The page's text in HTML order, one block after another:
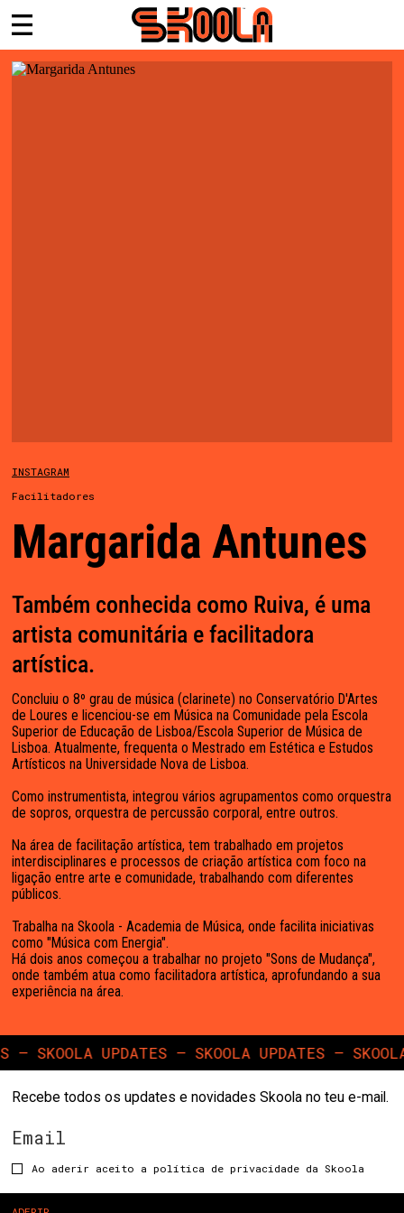
Sobre
Projetos
Ensino
Empresas
Equipa
Notícias
Media
Associação
Contactos
INSTAGRAM
Facilitadores
Margarida Antunes
Também conhecida como Ruiva, é uma
artista comunitária e facilitadora
artística.
Concluiu o 8º grau de música (clarinete) no Conservatório D'Artes
de Loures e licenciou-se em Música na Comunidade pela Escola
Superior de Educação de Lisboa/Escola Superior de Música de
Lisboa. Atualmente, frequenta o Mestrado em Estética e Estudos
Artísticos na Universidade Nova de Lisboa.
Como instrumentista, integrou vários agrupamentos como orquestra
de sopros, orquestra de percussão corporal, entre outros.
Na área de facilitação artística, tem trabalhado em projetos
interdisciplinares e processos de criação artística com foco na
ligação entre arte e comunidade, trabalhando com diferentes
públicos.
Trabalha na Skoola - Academia de Música, onde facilita iniciativas
como "Música com Energia".
Há dois anos começou a trabalhar no projeto "Sons de Mudança",
onde também atua como facilitadora artística, aprofundando a sua
experiência na área.
— SKOOLA UPDATES — SKOOLA UPDATES —
Recebe todos os updates e novidades Skoola no teu e-mail.
Ao aderir aceito a política de privacidade da Skoola